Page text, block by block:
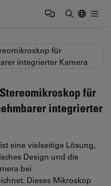
für
integrierter
eine vielseitige Lösung,
Design und die
bei
Dieses Mikroskop